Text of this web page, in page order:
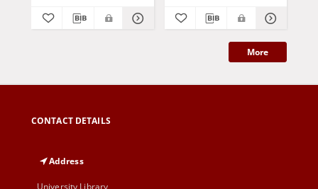
More
CONTACT DETAILS
Address
University Library